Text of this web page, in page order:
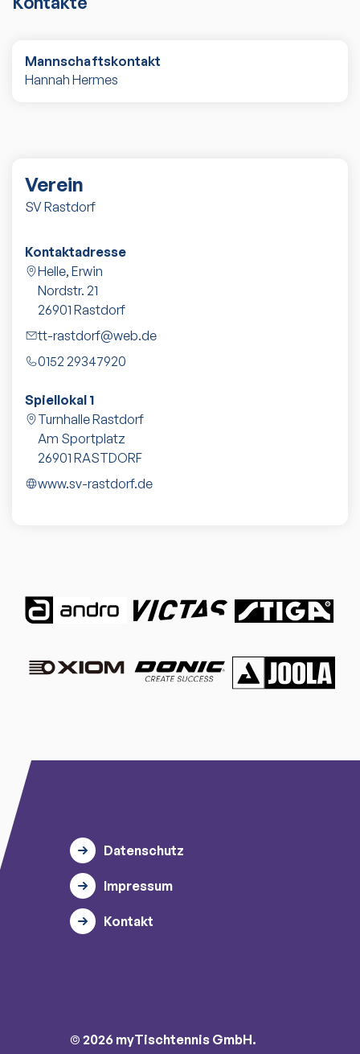
Mannschaftskontakt
Hannah Hermes
Verein
SV Rastdorf
Kontaktadresse
Helle, Erwin
Nordstr. 21
26901 Rastdorf
tt-rastdorf@web.de
0152 29347920
Spiellokal 1
Turnhalle Rastdorf
Am Sportplatz
26901 RASTDORF
www.sv-rastdorf.de
Datenschutz
Impressum
Kontakt
© 2026 myTischtennis GmbH.